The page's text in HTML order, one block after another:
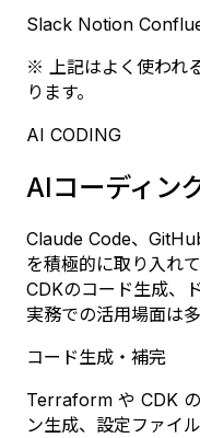
Slack Notion
※ 上記はよく使われ
ります。
AI CODING
AIコーディン
Claude Code、
を積極的に取り入れ
CDKのコード生成、
実務での活用場面は
コード生成・補完
Terraform や CDK
ン生成、設定ファイ